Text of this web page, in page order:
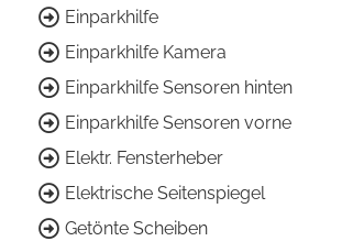
Einparkhilfe
Einparkhilfe Kamera
Einparkhilfe Sensoren hinten
Einparkhilfe Sensoren vorne
Elektr. Fensterheber
Elektrische Seitenspiegel
Getönte Scheiben